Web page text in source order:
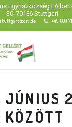
Egyházközség |
30, 70186 Stuttgart
+49 (0)